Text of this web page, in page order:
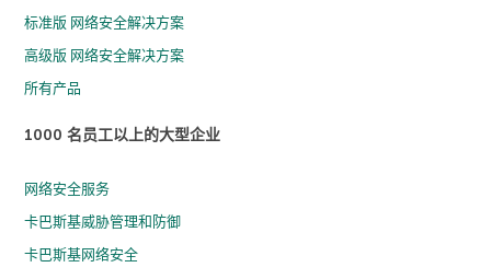
标准版 网络安全解决方案
高级版 网络安全解决方案
所有产品
1000 名员工以上的大型企业
网络安全服务
卡巴斯基威胁管理和防御
卡巴斯基网络安全